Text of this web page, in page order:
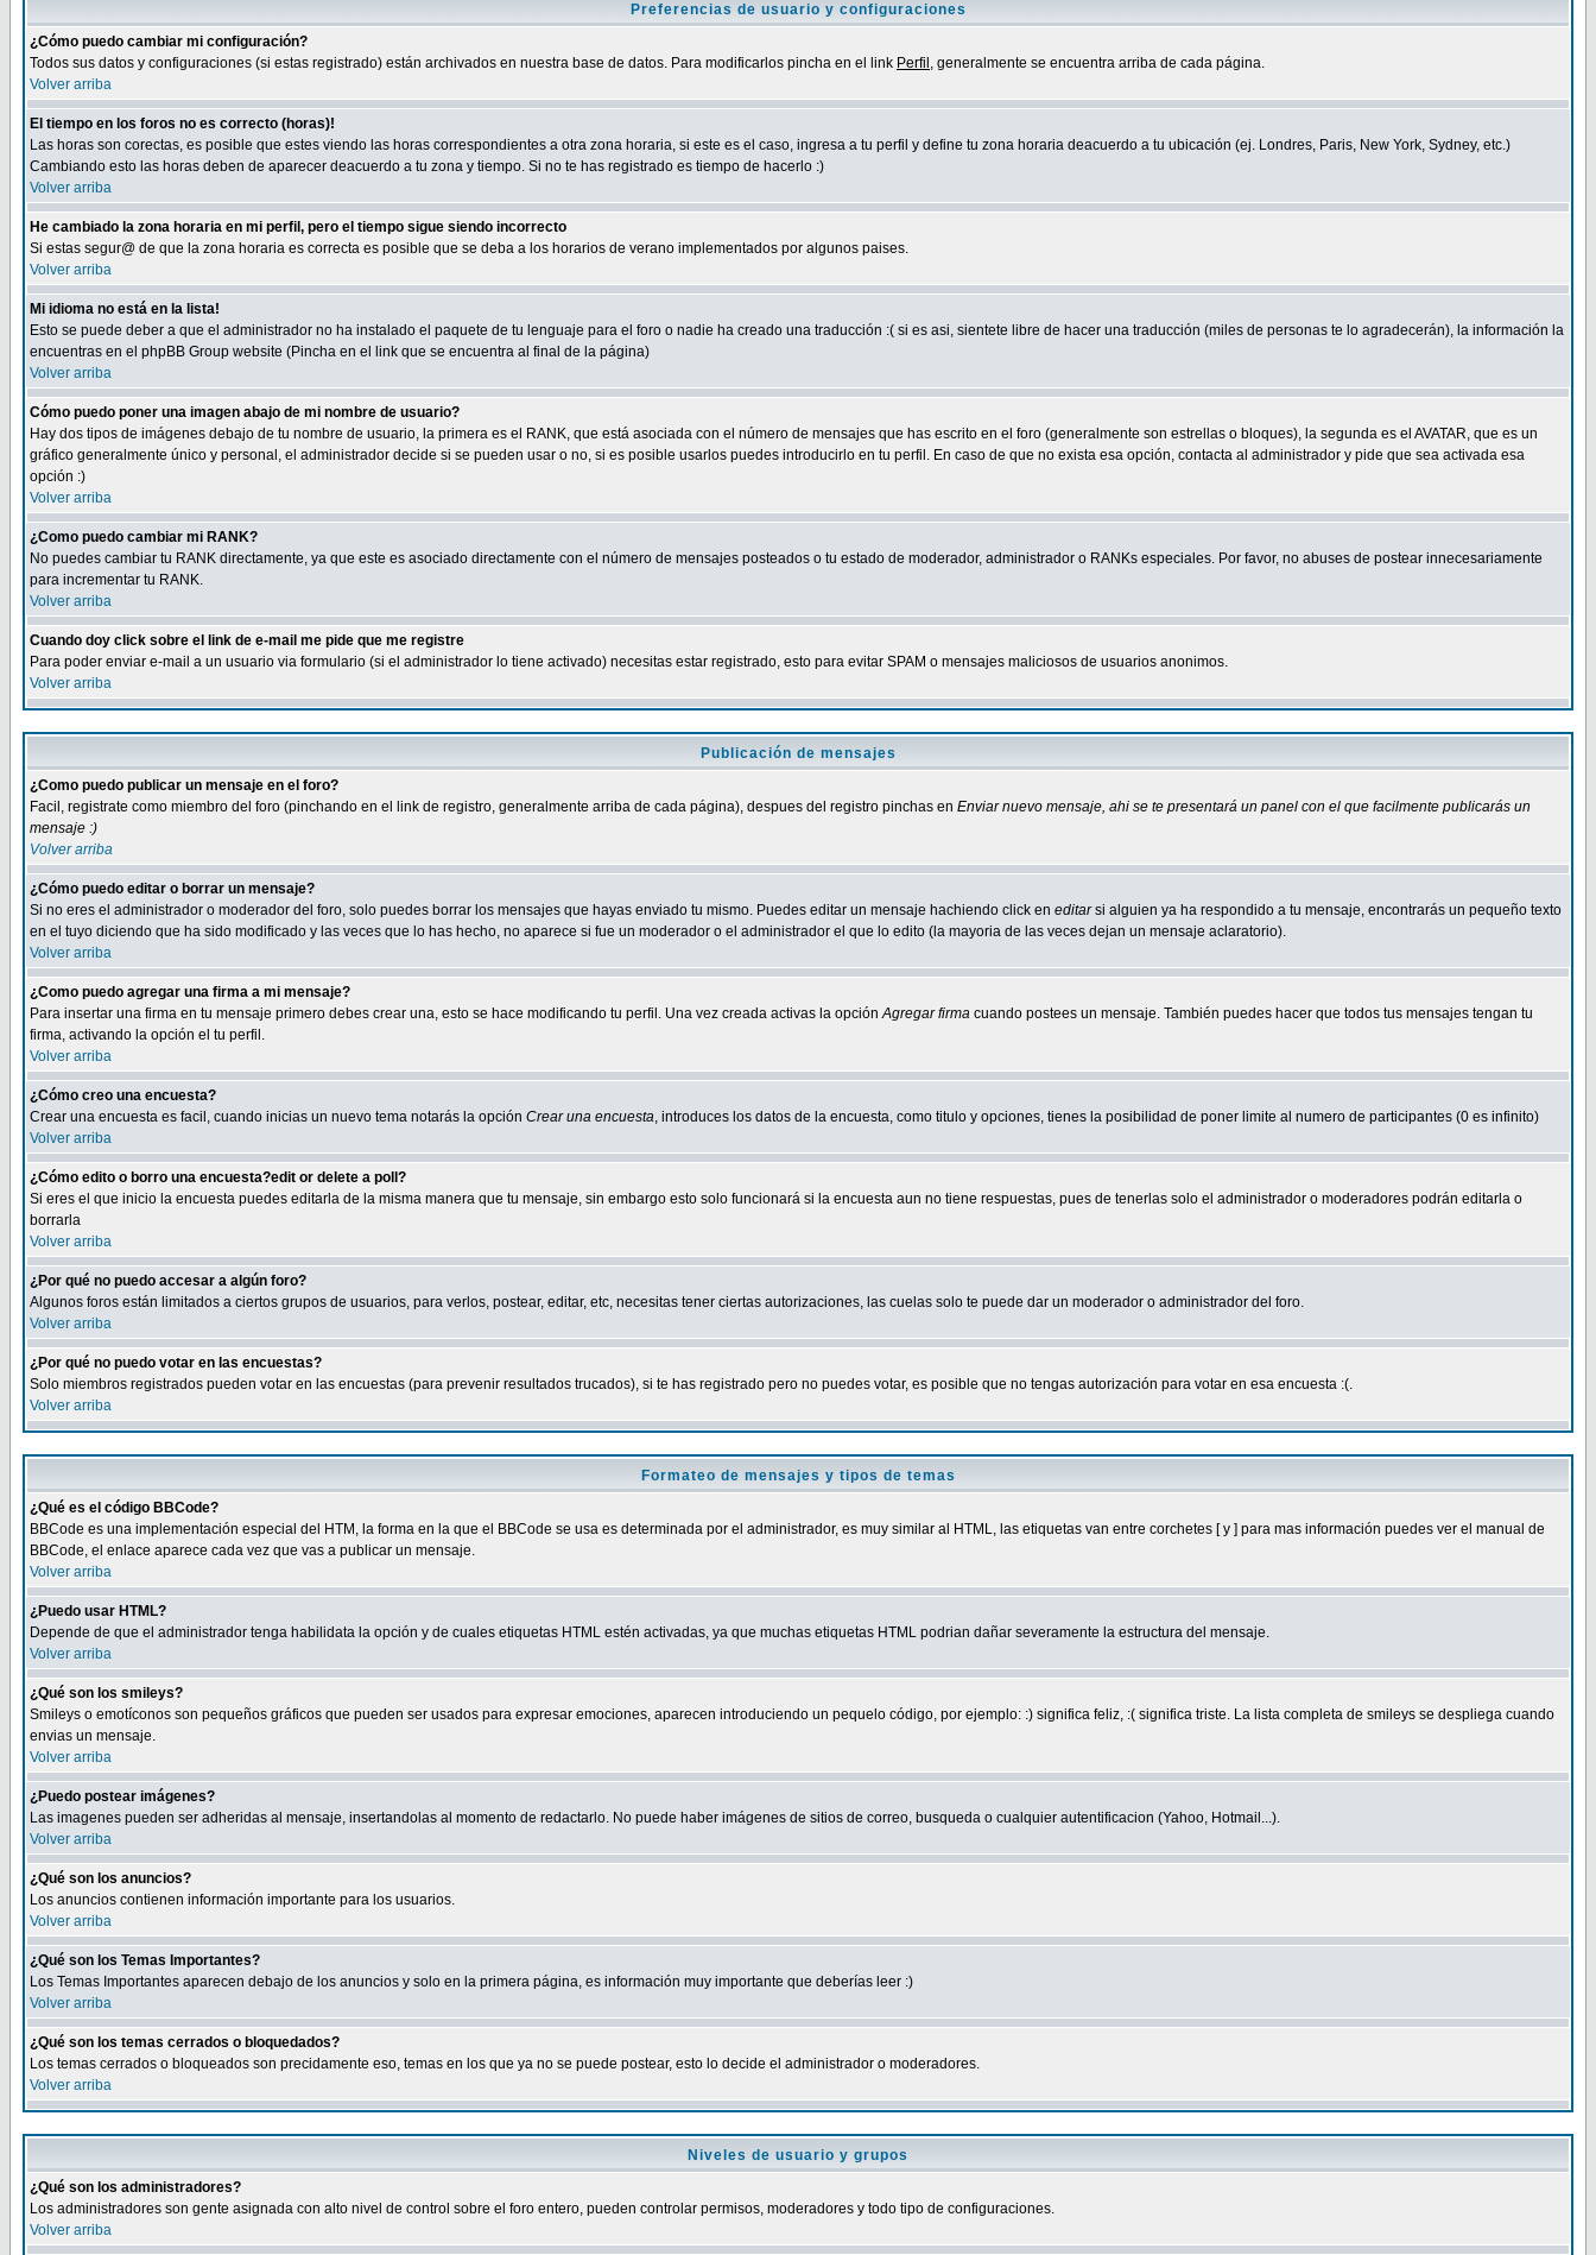
Preferencias de usuario y configuraciones
¿Cómo puedo cambiar mi configuración?
Todos sus datos y configuraciones (si estas registrado) están archivados en nuestra base de datos. Para modificarlos pincha en el link Perfil , generalmente se encuentra arriba de cada página.
Volver arriba
El tiempo en los foros no es correcto (horas)!
Las horas son corectas, es posible que estes viendo las horas correspondientes a otra zona horaria, si este es el caso, ingresa a tu perfil y define tu zona horaria deacuerdo a tu ubicación (ej. Londres, Paris, New York, Sydney, etc.)
Cambiando esto las horas deben de aparecer deacuerdo a tu zona y tiempo. Si no te has registrado es tiempo de hacerlo :)
Volver arriba
He cambiado la zona horaria en mi perfil, pero el tiempo sigue siendo incorrecto
Si estas segur@ de que la zona horaria es correcta es posible que se deba a los horarios de verano implementados por algunos paises.
Volver arriba
Mi idioma no está en la lista!
Esto se puede deber a que el administrador no ha instalado el paquete de tu lenguaje para el foro o nadie ha creado una traducción :( si es asi, sientete libre de hacer una traducción (miles de personas te lo agradecerán), la información la
encuentras en el phpBB Group website (Pincha en el link que se encuentra al final de la página)
Volver arriba
Cómo puedo poner una imagen abajo de mi nombre de usuario?
Hay dos tipos de imágenes debajo de tu nombre de usuario, la primera es el RANK, que está asociada con el número de mensajes que has escrito en el foro (generalmente son estrellas o bloques), la segunda es el AVATAR, que es un
gráfico generalmente único y personal, el administrador decide si se pueden usar o no, si es posible usarlos puedes introducirlo en tu perfil. En caso de que no exista esa opción, contacta al administrador y pide que sea activada esa
opción :)
Volver arriba
¿Como puedo cambiar mi RANK?
No puedes cambiar tu RANK directamente, ya que este es asociado directamente con el número de mensajes posteados o tu estado de moderador, administrador o RANKs especiales. Por favor, no abuses de postear innecesariamente
para incrementar tu RANK.
Volver arriba
Cuando doy click sobre el link de e-mail me pide que me registre
Para poder enviar e-mail a un usuario via formulario (si el administrador lo tiene activado) necesitas estar registrado, esto para evitar SPAM o mensajes maliciosos de usuarios anonimos.
Volver arriba
Publicación de mensajes
¿Como puedo publicar un mensaje en el foro?
Facil, registrate como miembro del foro (pinchando en el link de registro, generalmente arriba de cada página), despues del registro pinchas en Enviar nuevo mensaje, ahi se te presentará un panel con el que facilmente publicarás un
mensaje :)
Volver arriba
¿Cómo puedo editar o borrar un mensaje?
Si no eres el administrador o moderador del foro, solo puedes borrar los mensajes que hayas enviado tu mismo. Puedes editar un mensaje hachiendo click en editarsi alguien ya ha respondido a tu mensaje, encontrarás un pequeño texto
en el tuyo diciendo que ha sido modificado y las veces que lo has hecho, no aparece si fue un moderador o el administrador el que lo edito (la mayoria de las veces dejan un mensaje aclaratorio).
Volver arriba
¿Como puedo agregar una firma a mi mensaje?
Para insertar una firma en tu mensaje primero debes crear una, esto se hace modificando tu perfil. Una vez creada activas la opciónAgregar firma cuando postees un mensaje. También puedes hacer que todos tus mensajes tengan tu
firma, activando la opción el tu perfil.
Volver arriba
¿Cómo creo una encuesta?
Crear una encuesta es facil, cuando inicias un nuevo tema notarás la opción Crear una encuesta, introduces los datos de la encuesta, como titulo y opciones, tienes la posibilidad de poner limite al numero de participantes (0 es infinito)
Volver arriba
¿Cómo edito o borro una encuesta?edit or delete a poll?
Si eres el que inicio la encuesta puedes editarla de la misma manera que tu mensaje, sin embargo esto solo funcionará si la encuesta aun no tiene respuestas, pues de tenerlas solo el administrador o moderadores podrán editarla o
borrarla
Volver arriba
¿Por qué no puedo accesar a algún foro?
Algunos foros están limitados a ciertos grupos de usuarios, para verlos, postear, editar, etc, necesitas tener ciertas autorizaciones, las cuelas solo te puede dar un moderador o administrador del foro.
Volver arriba
¿Por qué no puedo votar en las encuestas?
Solo miembros registrados pueden votar en las encuestas (para prevenir resultados trucados), si te has registrado pero no puedes votar, es posible que no tengas autorización para votar en esa encuesta :(.
Volver arriba
Formateo de mensajes y tipos de temas
¿Qué es el código BBCode?
BBCode es una implementación especial del HTM, la forma en la que el BBCode se usa es determinada por el administrador, es muy similar al HTML, las etiquetas van entre corchetes [ y ] para mas información puedes ver el manual de
BBCode, el enlace aparece cada vez que vas a publicar un mensaje.
Volver arriba
¿Puedo usar HTML?
Depende de que el administrador tenga habilidata la opción y de cuales etiquetas HTML estén activadas, ya que muchas etiquetas HTML podrian dañar severamente la estructura del mensaje.
Volver arriba
¿Qué son los smileys?
Smileys o emotíconos son pequeños gráficos que pueden ser usados para expresar emociones, aparecen introduciendo un pequelo código, por ejemplo: :) significa feliz, :( significa triste. La lista completa de smileys se despliega cuando
envias un mensaje.
Volver arriba
¿Puedo postear imágenes?
Las imagenes pueden ser adheridas al mensaje, insertandolas al momento de redactarlo. No puede haber imágenes de sitios de correo, busqueda o cualquier autentificacion (Yahoo, Hotmail...).
Volver arriba
¿Qué son los anuncios?
Los anuncios contienen información importante para los usuarios.
Volver arriba
¿Qué son los Temas Importantes?
Los Temas Importantes aparecen debajo de los anuncios y solo en la primera página, es información muy importante que deberías leer :)
Volver arriba
¿Qué son los temas cerrados o bloquedados?
Los temas cerrados o bloqueados son precidamente eso, temas en los que ya no se puede postear, esto lo decide el administrador o moderadores.
Volver arriba
Niveles de usuario y grupos
¿Qué son los administradores?
Los administradores son gente asignada con alto nivel de control sobre el foro entero, pueden controlar permisos, moderadores y todo tipo de configuraciones.
Volver arriba